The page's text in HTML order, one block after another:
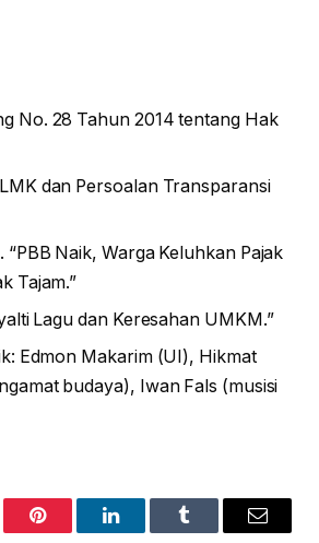
No. 28 Tahun 2014 tentang Hak
dan Persoalan Transparansi
“PBB Naik, Warga Keluhkan Pajak
Tajam.”
Lagu dan Keresahan UMKM.”
Edmon Makarim (UI), Hikmat
budaya), Iwan Fals (musisi
Pinterest LinkedInTumblr Email